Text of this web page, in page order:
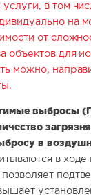
в том
на
от
объектов для
можно,
выбросы
в
в